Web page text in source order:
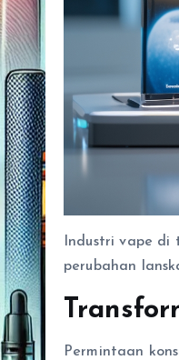
Industri vape di
perubahan
Permintaan